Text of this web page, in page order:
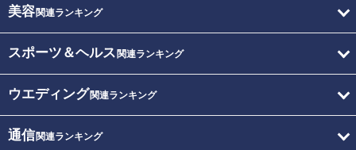
美容関連ランキング
スポーツ＆ヘルス 関連ランキング
ウエディング関連ランキング
通信関連ランキング